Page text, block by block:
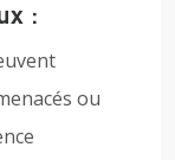
:
ou